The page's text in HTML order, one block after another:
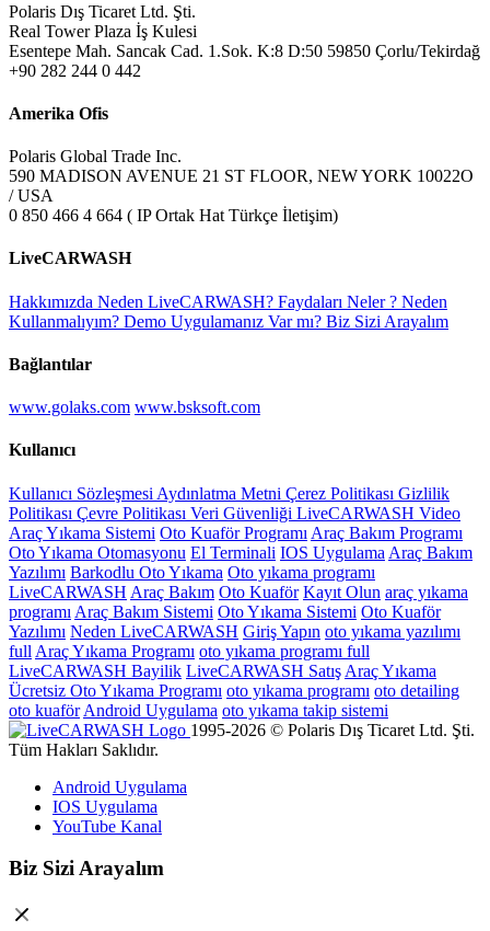
Polaris Dış Ticaret Ltd. Şti.
Real Tower Plaza İş Kulesi
Esentepe Mah. Sancak Cad. 1.Sok. K:8 D:50 59850 Çorlu/Tekirdağ
+90 282 244 0 442
Amerika Ofis
Polaris Global Trade Inc.
590 MADISON AVENUE 21 ST FLOOR, NEW YORK 10022O
/ USA
0 850 466 4 664 ( IP Ortak Hat Türkçe İletişim)
LiveCARWASH
Hakkımızda Neden LiveCARWASH? Faydaları Neler ? Neden
Kullanmalıyım? Demo Uygulamanız Var mı? Biz Sizi Arayalım
Bağlantılar
www.golaks.com www.bsksoft.com
Kullanıcı
Kullanıcı Sözleşmesi Aydınlatma Metni Çerez Politikası Gizlilik
Politikası Çevre Politikası Veri Güvenliği LiveCARWASH Video
Araç Yıkama Sistemi Oto Kuaför Programı Araç Bakım Programı
Oto Yıkama Otomasyonu El Terminali IOS Uygulama Araç Bakım
Yazılımı Barkodlu Oto Yıkama Oto yıkama programı
LiveCARWASH Araç Bakım Oto Kuaför Kayıt Olun araç yıkama
programı Araç Bakım Sistemi Oto Yıkama Sistemi Oto Kuaför
Yazılımı Neden LiveCARWASH Giriş Yapın oto yıkama yazılımı
full Araç Yıkama Programı oto yıkama programı full
LiveCARWASH Bayilik LiveCARWASH Satış Araç Yıkama
Ücretsiz Oto Yıkama Programı oto yıkama programı oto detailing
oto kuaför Android Uygulama oto yıkama takip sistemi
1995-2026 © Polaris Dış Ticaret Ltd. Şti.
Tüm Hakları Saklıdır.
Android Uygulama
IOS Uygulama
YouTube Kanal
Biz Sizi Arayalım